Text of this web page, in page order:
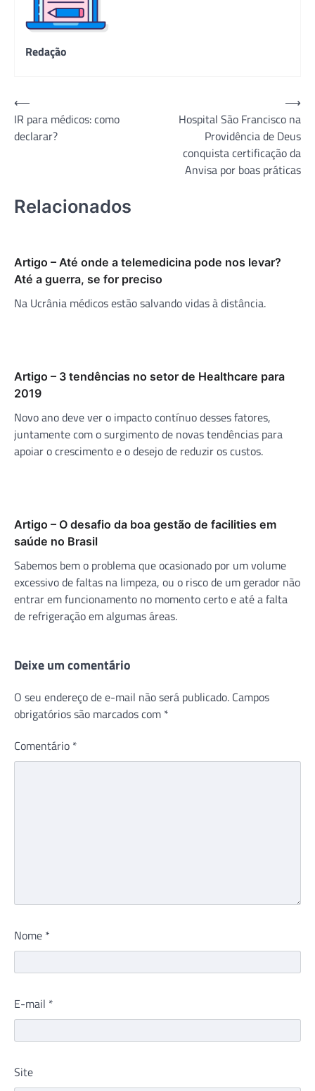
Redação
Navegação
de
Post
⟵
IR para médicos: como
declarar?
Hospital São Francisco na
Providência de Deus
conquista certificação da
Anvisa por boas práticas
⟶
Relacionados
Artigo – Até onde a telemedicina pode nos levar?
Até a guerra, se for preciso
Na Ucrânia médicos estão salvando vidas à distância.
Artigo – 3 tendências no setor de Healthcare para
2019
Novo ano deve ver o impacto contínuo desses fatores,
juntamente com o surgimento de novas tendências para
apoiar o crescimento e o desejo de reduzir os custos.
Artigo – O desafio da boa gestão de facilities em
saúde no Brasil
Sabemos bem o problema que ocasionado por um volume
excessivo de faltas na limpeza, ou o risco de um gerador não
entrar em funcionamento no momento certo e até a falta
de refrigeração em algumas áreas.
Deixe um comentário
O seu endereço de e-mail não será publicado. Campos
obrigatórios são marcados com *
Comentário *
Nome *
E-mail *
Site